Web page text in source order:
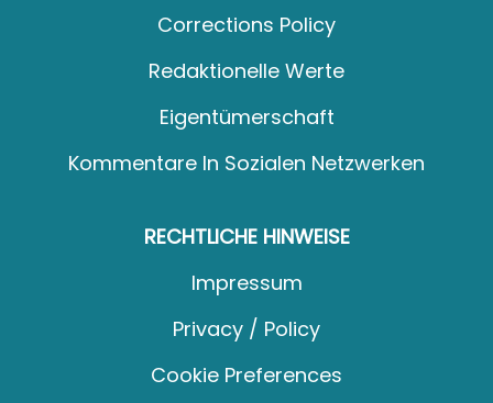
Corrections Policy
Redaktionelle Werte
Eigentümerschaft
Kommentare In Sozialen Netzwerken
RECHTLICHE HINWEISE
Impressum
Privacy / Policy
Cookie Preferences